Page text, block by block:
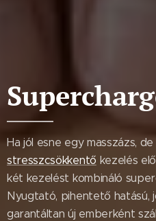
Ha jól esne egy masszázs,
stresszcsökkentő kezelés
két kezelést kombináló
Nyugtató, pihentető hatású,
garantáltan új emberként